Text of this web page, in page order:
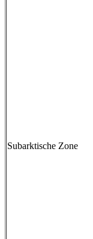
Subarktische Zone